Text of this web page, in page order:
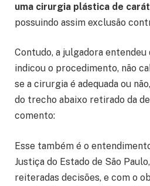
uma cirurgia plástica de
possuindo assim exclusão
Contudo, a julgadora entendeu
indicou o procedimento, não
se a cirurgia é adequada ou
do trecho abaixo retirado da
comento:
Esse também é o
Justiça do Estado de São
reiteradas decisões, e com o